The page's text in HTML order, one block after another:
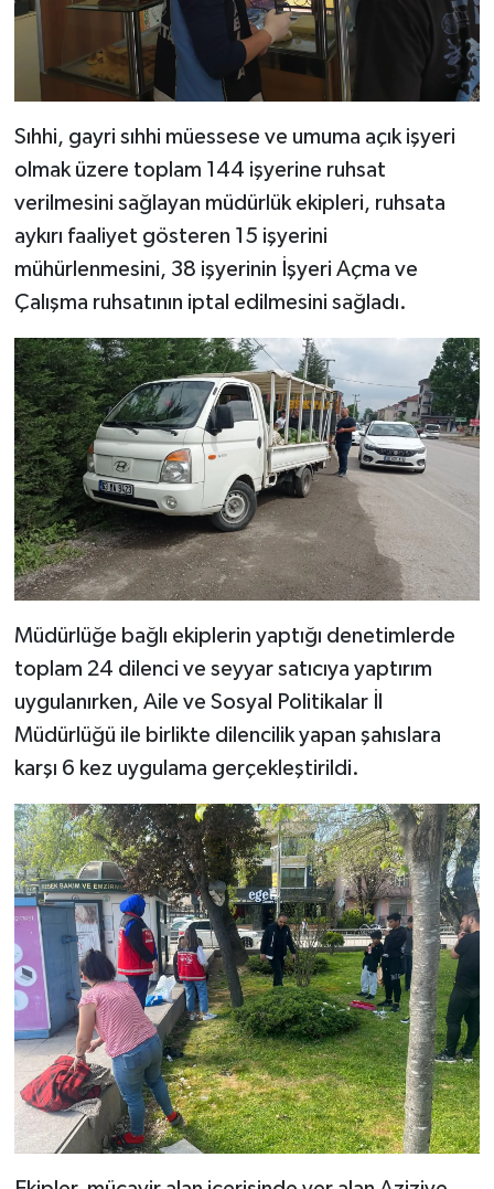
Sıhhi, gayri sıhhi müessese ve umuma açık işyeri
olmak üzere toplam 144 işyerine ruhsat
verilmesini sağlayan müdürlük ekipleri, ruhsata
aykırı faaliyet gösteren 15 işyerini
mühürlenmesini, 38 işyerinin İşyeri Açma ve
Çalışma ruhsatının iptal edilmesini sağladı.
Müdürlüğe bağlı ekiplerin yaptığı denetimlerde
toplam 24 dilenci ve seyyar satıcıya yaptırım
uygulanırken, Aile ve Sosyal Politikalar İl
Müdürlüğü ile birlikte dilencilik yapan şahıslara
karşı 6 kez uygulama gerçekleştirildi.